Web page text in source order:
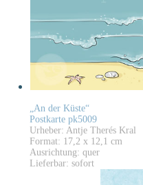
„An der Küste“
Postkarte pk5009
Urheber: Antje Therés Kral
Format: 17,2 x 12,1 cm
Ausrichtung: quer
Lieferbar: sofort